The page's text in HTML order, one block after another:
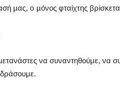
µας, ο µόνος φταίχτης
να συναντηθούμε, να
δράσουμε.